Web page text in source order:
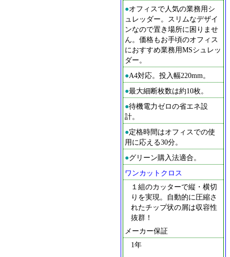
●オフィスで人気の業務用シ
ュレッダー。スリムなデザイ
ンなので置き場所に困りませ
ん。価格もお手頃のオフィス
におすすめ業務用MSシュレッ
ダー。
●A4対応。投入幅220mm。
●最大細断枚数は約10枚。
●待機電力ゼロの省エネ設
計。
●定格時間はオフィスでの使
用に応える30分。
●グリーン購入法適合。
ワンカットクロス
１組のカッターで縦・横切
りを実現。自動的に圧縮さ
れたチップ状の屑は収容性
抜群！
メーカー保証
1年